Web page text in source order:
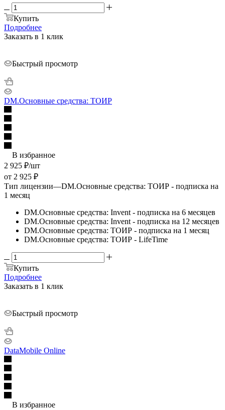
Купить
Подробнее
Заказать в 1 клик
Быстрый просмотр
DM.Основные средства: ТОИР
В избранное
2 925 ₽/шт
от 2 925 ₽
Тип лицензии—DM.Основные средства: ТОИР - подписка на
1 месяц
DM.Основные средства: Invent - подписка на 6 месяцев
DM.Основные средства: Invent - подписка на 12 месяцев
DM.Основные средства: ТОИР - подписка на 1 месяц
DM.Основные средства: ТОИР - LifeTime
Купить
Подробнее
Заказать в 1 клик
Быстрый просмотр
DataMobile Online
В избранное